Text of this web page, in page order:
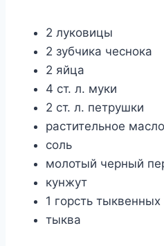
2 луковицы
2 зубчика чеснока
2 яйца
4 ст. л. муки
2 ст. л. петрушки
растительное
соль
молотый черный
кунжут
1 горсть
тыква